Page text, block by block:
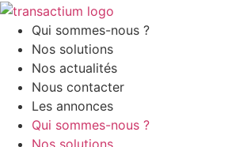
Aller
contenu
Qui sommes-nous ?
Nos solutions
Nos actualités
Nous contacter
Les annonces
Qui sommes-nous ?
Nos solutions